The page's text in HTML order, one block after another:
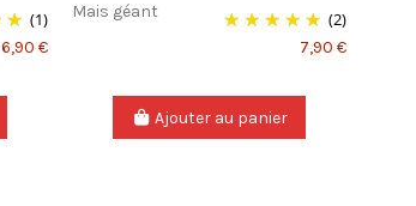
(1)
6,90 €
Mais géant (2)
7,90 €
Ajouter au panier